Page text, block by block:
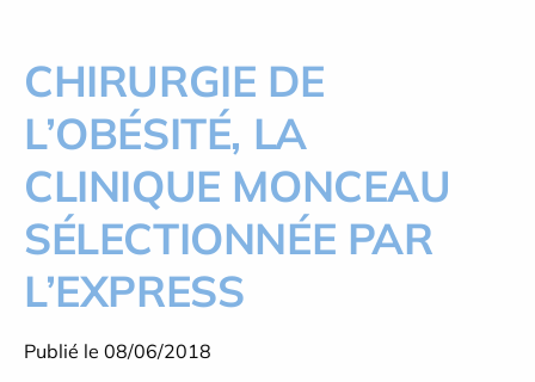
CHIRURGIE DE
L’OBÉSITÉ, LA
CLINIQUE MONCEAU
SÉLECTIONNÉE PAR
L’EXPRESS
Publié le 08/06/2018